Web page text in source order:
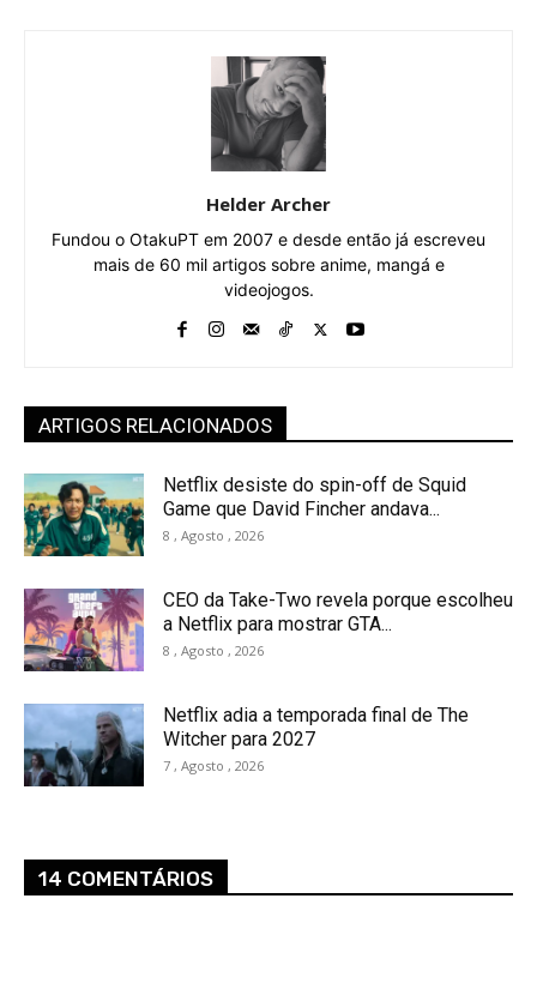
Helder Archer
Fundou o OtakuPT em 2007 e desde então já escreveu
mais de 60 mil artigos sobre anime, mangá e
videojogos.
ARTIGOS RELACIONADOS
Netflix desiste do spin-off de Squid
Game que David Fincher andava...
8 , Agosto , 2026
CEO da Take-Two revela porque escolheu
a Netflix para mostrar GTA...
8 , Agosto , 2026
Netflix adia a temporada final de The
Witcher para 2027
7 , Agosto , 2026
14 COMENTÁRIOS